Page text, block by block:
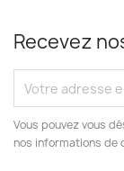
Recevez
Vous pouvez vous
nos informations de